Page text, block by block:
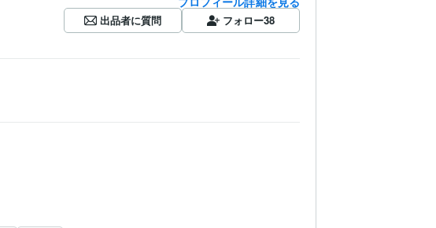
出品者に質問 フォロー38